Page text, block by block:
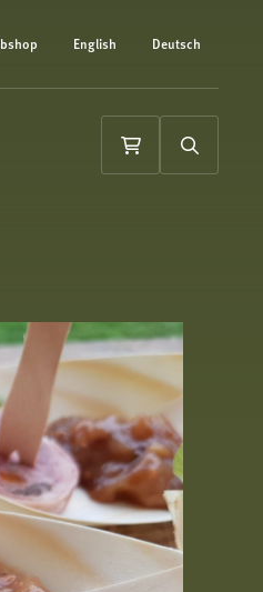
English Deutsch
Winkelwagen
Zoeken